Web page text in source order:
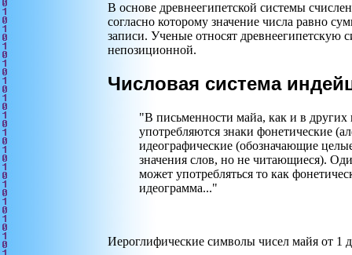
В основе древнеегипетской системы
согласно которому значение числа равно
записи. Ученые относят древнеегипетскую
непозиционной.
Числовая система
"В письменности майа, как и в других
употребляются знаки фонетические
идеографические (обозначающие
значения слов, но не читающиеся).
может употребляться то как
идеограмма..."
Иероглифические символы чисел майя от 1